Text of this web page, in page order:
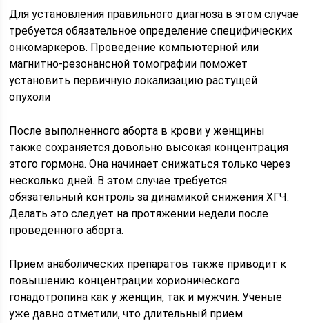
Для установления правильного диагноза в этом случае
требуется обязательное определение специфических
онкомаркеров. Проведение компьютерной или
магнитно-резонансной томографии поможет
установить первичную локализацию растущей
опухоли
После выполненного аборта в крови у женщины
также сохраняется довольно высокая концентрация
этого гормона. Она начинает снижаться только через
несколько дней. В этом случае требуется
обязательный контроль за динамикой снижения ХГЧ.
Делать это следует на протяжении недели после
проведенного аборта.
Прием анаболических препаратов также приводит к
повышению концентрации хорионического
гонадотропина как у женщин, так и мужчин. Ученые
уже давно отметили, что длительный прием